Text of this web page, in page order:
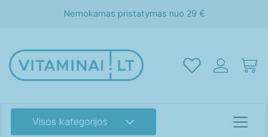
Nemokamas pristatymas nuo 29 €
Visos kategorijos